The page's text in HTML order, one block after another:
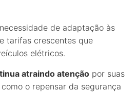
de adaptação às
tarifas crescentes que
elétricos.
atraindo atenção por suas
o repensar da segurança